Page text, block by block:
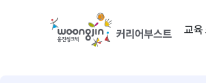
웅
진
교육